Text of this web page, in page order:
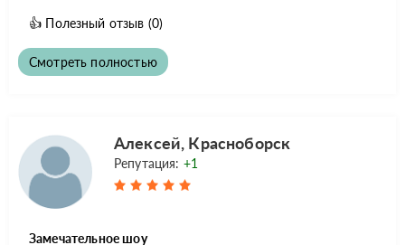
👍 Полезный отзыв (0)
Смотреть полностью
Алексей, Красноборск
Репутация: +1
Замечательное шоу